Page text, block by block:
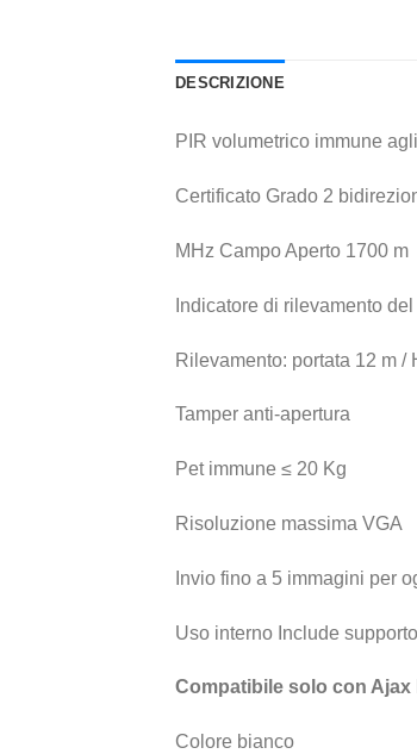
DESCRIZIONE
PIR volumetrico immune
Certificato Grado 2
MHz Campo Aperto 1700 m
Indicatore di rilevamento
Rilevamento: portata 12 m /
Tamper anti-apertura
Pet immune ≤ 20 Kg
Risoluzione massima VGA
Invio fino a 5 immagini per
Uso interno Include supporto
Compatibile solo con Ajax
Colore bianco